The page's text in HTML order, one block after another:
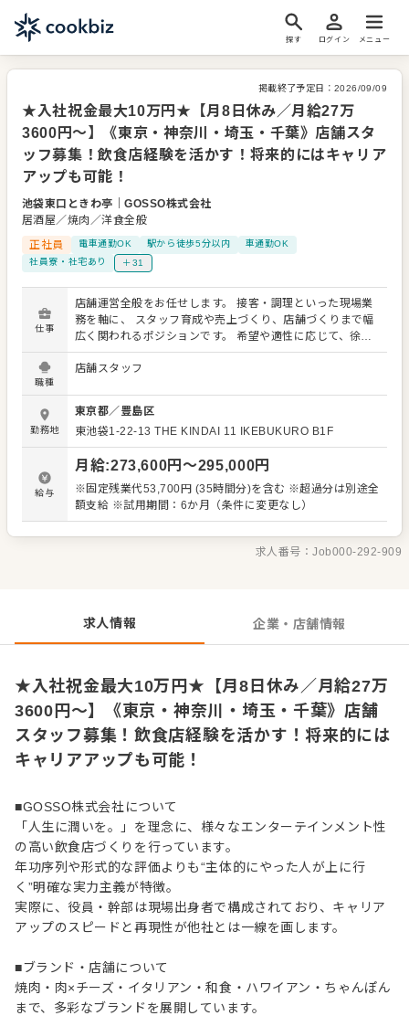
探す ログイン メニュー
掲載終了予定日： 2026/09/09
★入社祝金最大10万円★【月8日休み／月給27万
3600円～】《東京・神奈川・埼玉・千葉》店舗スタ
ッフ募集！飲食店経験を活かす！将来的にはキャリア
アップも可能！
池袋東口ときわ亭 ｜GOSSO株式会社
居酒屋／焼肉／洋食全般
正社員
電車通勤OK 駅から徒歩5分以内
車通勤OK
社員寮・社宅あり
＋31
仕事
店舗運営全般をお任せします。 接客・調理といった現場業
務を軸に、 スタッフ育成や売上づくり、店舗づくりまで幅
広く関われるポジションです。 希望や適性に応じて、徐々
に担当領域を広げていきます。 具体的には… ■店舗営業業
務 ・ホール業務全般（接客、料理提供、会計など） ・キッ
徹底 ・お客様の声を活かしたサービス改善 ■店舗運営・マ
ネジメント業務 ・アルバイトスタッフの指導、育成 ・シフ
ト管理、人員配置の調整 ・売上管理、発注業務 ・SNS更新
やイベント企画などの店舗プロモーション ・メニュー開
発、季節限定商品のアイデア出し 現場の声を大切にしなが
ら、 「また来たいと思ってもらえるお店」「働き続けたい
と思える職場」を目指して、 スタッフと一緒に改善と挑戦
職種
店舗スタッフ
勤務地
東京都／ 豊島区
東池袋1-22-13 THE KINDAI 11 IKEBUKURO B1F
給与
月給:273,600円〜295,000円
※固定残業代53,700円 (35時間分)を含む ※超過分は別途全
額支給 ※試用期間：6か月（条件に変更なし）
求人番号：Job000-292-909
求人情報 企業・店舗情報
★入社祝金最大10万円★【月8日休み／月給27万
3600円～】《東京・神奈川・埼玉・千葉》店舗
スタッフ募集！飲食店経験を活かす！将来的には
キャリアアップも可能！
■GOSSO株式会社について
「人生に潤いを。」を理念に、様々なエンターテインメント性
の高い飲食店づくりを行っています。
年功序列や形式的な評価よりも“主体的にやった人が上に行
く”明確な実力主義が特徴。
実際に、役員・幹部は現場出身者で構成されており、キャリア
アップのスピードと再現性が他社とは一線を画します。
■ブランド・店舗について
焼肉・肉×チーズ・イタリアン・和食・ハワイアン・ちゃんぽん
まで、多彩なブランドを展開しています。